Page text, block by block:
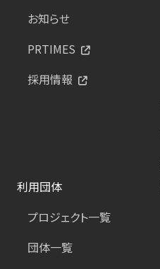
お知らせ
PRTIMES
採用情報
利用団体
プロジェクト一覧
団体一覧